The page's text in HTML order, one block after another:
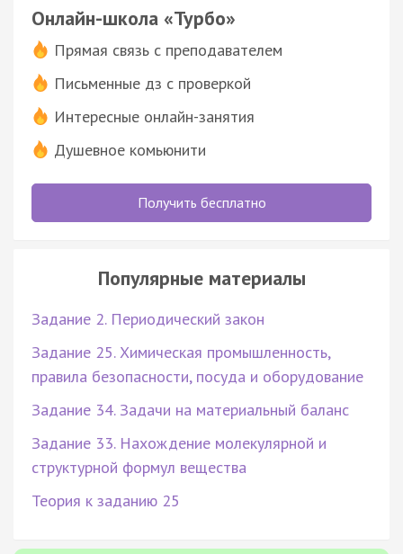
Онлайн-школа «Турбо»
Прямая связь с преподавателем
Письменные дз с проверкой
Интересные онлайн-занятия
Душевное комьюнити
Получить бесплатно
Популярные материалы
Задание 2. Периодический закон
Задание 25. Химическая промышленность,
правила безопасности, посуда и оборудование
Задание 34. Задачи на материальный баланс
Задание 33. Нахождение молекулярной и
структурной формул вещества
Теория к заданию 25